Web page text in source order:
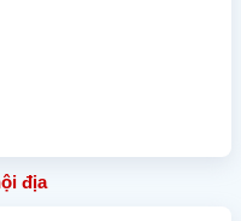
địa